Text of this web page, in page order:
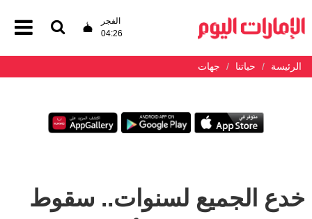
الفجر
04:26
الرئيسة حياتنا جهات
خدع الجميع لسنوات.. سقوط